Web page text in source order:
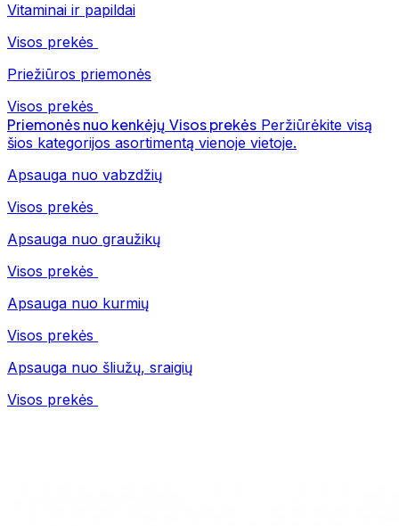
Vitaminai ir papildai
Visos prekės
Priežiūros priemonės
Visos prekės
Priemonės nuo kenkėjų Visos prekės Peržiūrėkite visą
šios kategorijos asortimentą vienoje vietoje.
Apsauga nuo vabzdžių
Visos prekės
Apsauga nuo graužikų
Visos prekės
Apsauga nuo kurmių
Visos prekės
Apsauga nuo šliužų, sraigių
Visos prekės